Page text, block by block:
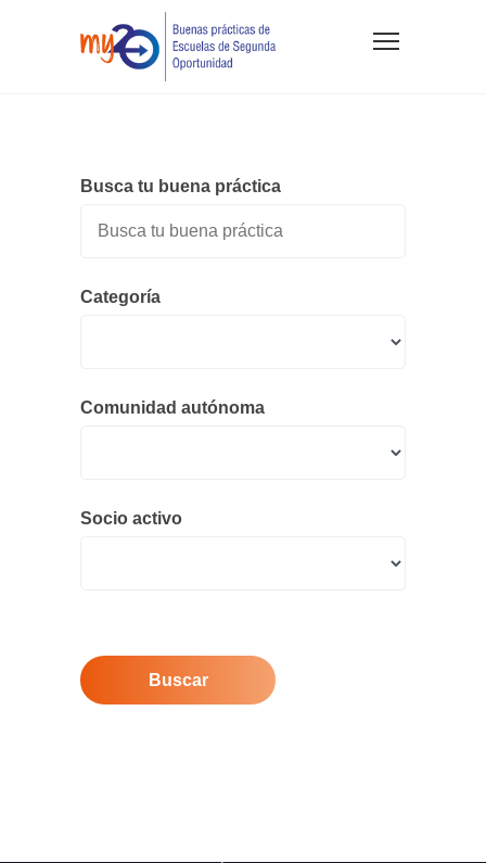
Busca tu buena práctica
Categoría
Comunidad autónoma
Socio activo